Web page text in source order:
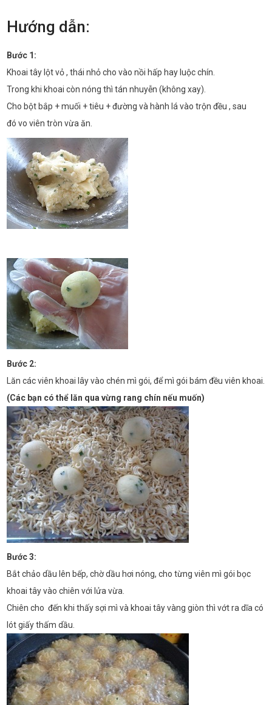
Hướng dẫn:
Bước 1:
Khoai tây lột vỏ , thái nhỏ cho vào nồi hấp hay luộc chín.
Trong khi khoai còn nóng thì tán nhuyễn (không xay).
Cho bột bắp + muối + tiêu + đường và hành lá vào trộn đều , sau
đó vo viên tròn vừa ăn.
Bước 2:
Lăn các viên khoai lây vào chén mì gói, để mì gói bám đều viên khoai.
(Các bạn có thể lăn qua vừng rang chín nếu muốn)
Bước 3:
Bắt chảo dầu lên bếp, chờ dầu hơi nóng, cho từng viên mì gói bọc
khoai tây vào chiên với lửa vừa.
Chiên cho đến khi thấy sợi mì và khoai tây vàng giòn thì vớt ra dĩa có
lót giấy thấm dầu.